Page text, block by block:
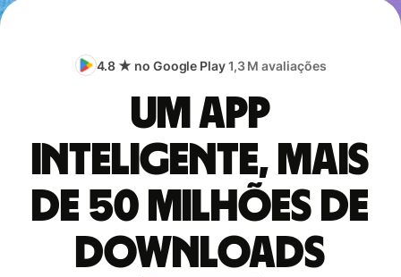
4.8 ★ no Google Play1,3 M avaliações
Um app
inteligente, mais
de 50 milhões de
downloads